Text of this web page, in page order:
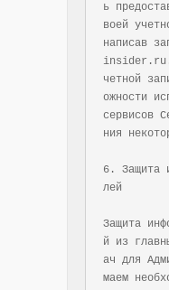
ь
воей
написав
insider.ru.
четной
ожности
сервисов
ния
6. Защита
лей
Защита
й из
ач для
маем